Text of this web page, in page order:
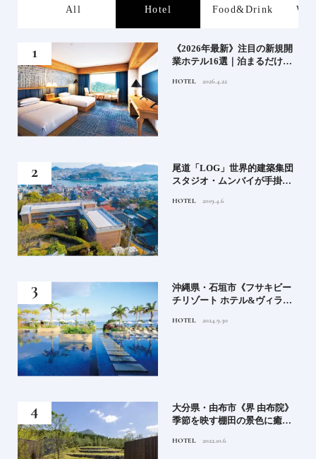
All Hotel Food&Drink
《2026年最新》注目の新規開
業ホテル16選｜泊まるだけで
ル
HOTEL 2026.4.22
尾道「LOG」世界的建築集団
スタジオ・ムンバイが手掛け
HOTEL 2019.4.6
沖縄県・石垣市《フサキビー
チリゾート ホテル&ヴィラ
でゆるりと島時間を楽しむ
HOTEL 2024.9.30
大分県・由布市《界 由布院》
季節を映す棚田の景色に癒さ
HOTEL 2022.10.6